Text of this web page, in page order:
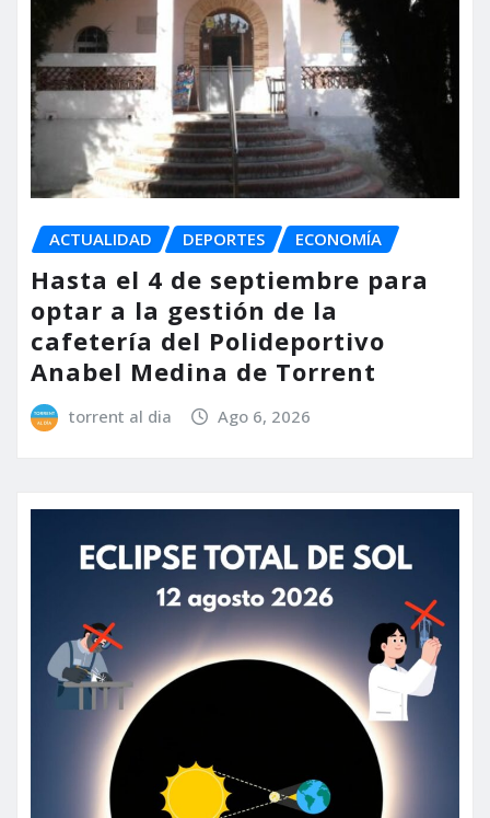
ACTUALIDAD DEPORTES ECONOMÍA
Hasta el 4 de septiembre para
optar a la gestión de la
cafetería del Polideportivo
Anabel Medina de Torrent
torrent al dia Ago 6, 2026